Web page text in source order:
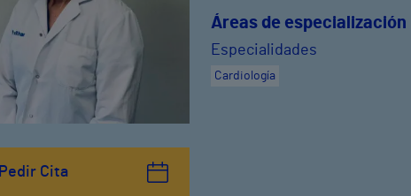
Pedir Cita
Áreas de especialización
Especialidades
Cardiología